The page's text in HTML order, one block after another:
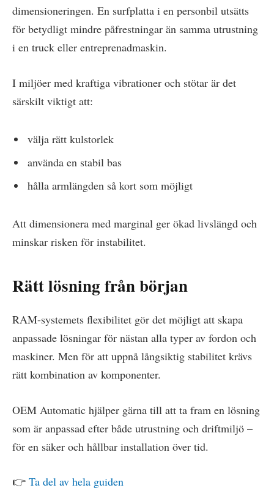
dimensioneringen. En surfplatta i en personbil utsätts
för betydligt mindre påfrestningar än samma utrustning
i en truck eller entreprenadmaskin.
I miljöer med kraftiga vibrationer och stötar är det
särskilt viktigt att:
välja rätt kulstorlek
använda en stabil bas
hålla armlängden så kort som möjligt
Att dimensionera med marginal ger ökad livslängd och
minskar risken för instabilitet.
Rätt lösning från början
RAM-systemets flexibilitet gör det möjligt att skapa
anpassade lösningar för nästan alla typer av fordon och
maskiner. Men för att uppnå långsiktig stabilitet krävs
rätt kombination av komponenter.
OEM Automatic hjälper gärna till att ta fram en lösning
som är anpassad efter både utrustning och driftmiljö –
för en säker och hållbar installation över tid.
👉 Ta del av hela guiden